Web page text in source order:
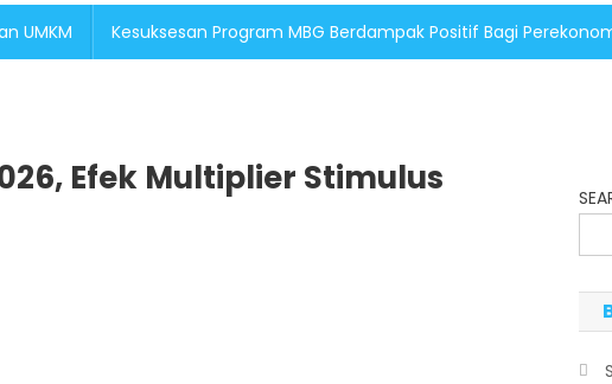
UMKM Kesuksesan Program MBG Berdampak Positif Bagi
Efek Multiplier Stimulus